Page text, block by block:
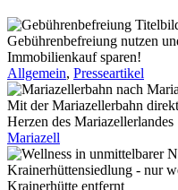
Gebührenbefreiung nutzen
Immobilienkauf sparen!
Allgemein, Presseartikel
Mit der Mariazellerbahn
Herzen des Mariazellerlandes
Mariazell